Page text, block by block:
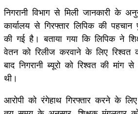
निगरानी विभाग से मिली जानकारी के
कार्यालय से गिरफ्तार लिपिक की
की गई है। बताया गया कि लिपिक ने
वेतन को रिलीज करवाने के लिए
बाद निगरानी ब्यूरो को रिश्वत की
थी।
आरोपी को रंगेहाथ गिरफ्तार करने के